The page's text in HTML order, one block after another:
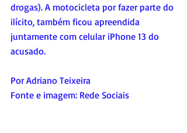
drogas). A motocicleta por fazer parte do
ilícito, também ficou apreendida
juntamente com celular iPhone 13 do
acusado.
Por Adriano Teixeira
Fonte e imagem: Rede Sociais